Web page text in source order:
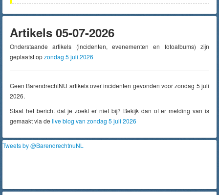
Artikels 05-07-2026
Onderstaande artikels (incidenten, evenementen en fotoalbums) zijn
geplaatst opzondag 5 juli 2026
Geen BarendrechtNU artikels over incidenten gevonden voor zondag 5 juli
2026.
Staat het bericht dat je zoekt er niet bij? Bekijk dan of er melding van is
gemaakt via de live blog van zondag 5 juli 2026
Tweets by @BarendrechtnuNL